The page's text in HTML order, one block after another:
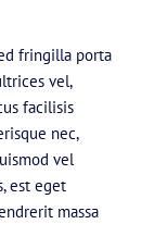
fringilla porta
vel,
facilisis
nec,
vel
est eget
massa